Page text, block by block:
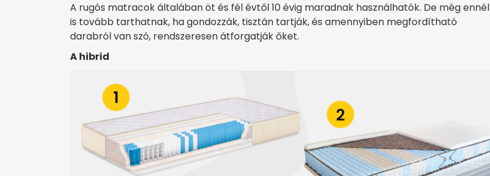
A rugós matracok általában öt és fél évtől 10 évig maradnak használhatók. De még ennél
is tovább tarthatnak, ha gondozzák, tisztán tartják, és amennyiben megfordítható
darabról van szó, rendszeresen átforgatják őket.
A hibrid